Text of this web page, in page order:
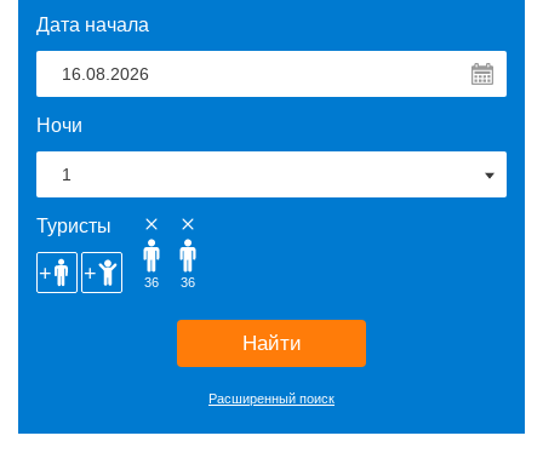
Дата начала
Ночи
Туристы
36 36
Найти
Расширенный поиск